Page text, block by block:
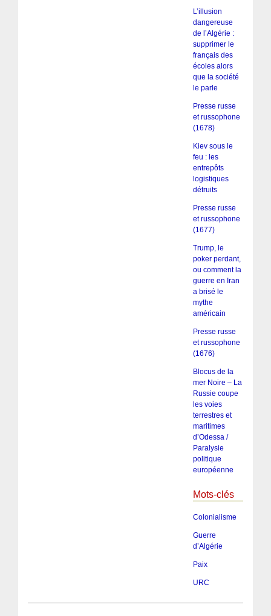
L’illusion
dangereuse
de l’Algérie :
supprimer le
français des
écoles alors
que la société
le parle
Presse russe
et russophone
(1678)
Kiev sous le
feu : les
entrepôts
logistiques
détruits
Presse russe
et russophone
(1677)
Trump, le
poker perdant,
ou comment la
guerre en Iran
a brisé le
mythe
américain
Presse russe
et russophone
(1676)
Blocus de la
mer Noire – La
Russie coupe
les voies
terrestres et
maritimes
d’Odessa /
Paralysie
politique
européenne
Mots-clés
Colonialisme
Guerre
d’Algérie
Paix
URC